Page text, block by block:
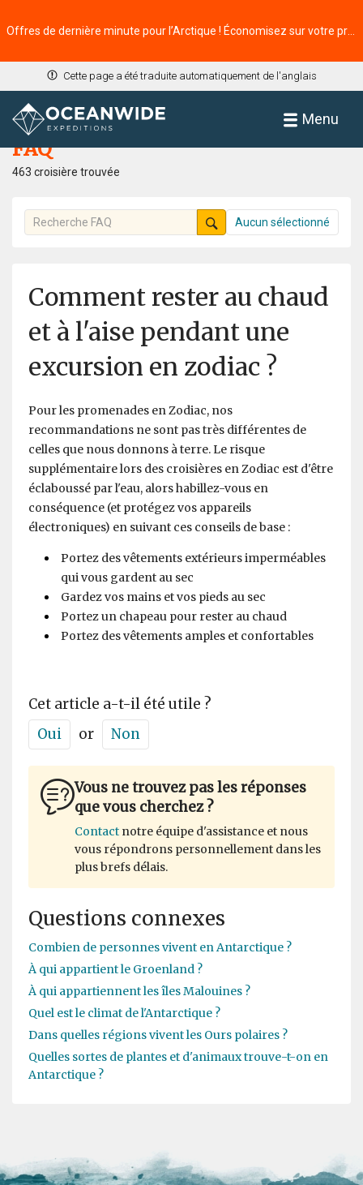
Cette page a été traduite automatiquement de l'anglais
Menu
Accueil
FAQ
463 croisière trouvée
Aucun sélectionné
Comment rester au chaud
et à l'aise pendant une
excursion en zodiac ?
Pour les promenades en Zodiac, nos
recommandations ne sont pas très différentes de
celles que nous donnons à terre. Le risque
supplémentaire lors des croisières en Zodiac est d'être
éclaboussé par l'eau, alors habillez-vous en
conséquence (et protégez vos appareils
électroniques) en suivant ces conseils de base :
Portez des vêtements extérieurs imperméables
qui vous gardent au sec
Gardez vos mains et vos pieds au sec
Portez un chapeau pour rester au chaud
Portez des vêtements amples et confortables
Cet article a-t-il été utile ?
Oui
or Non
Vous ne trouvez pas les réponses
que vous cherchez ?
Contact notre équipe d'assistance et nous
vous répondrons personnellement dans les
plus brefs délais.
Questions connexes
Combien de personnes vivent en Antarctique ?
À qui appartient le Groenland ?
À qui appartiennent les îles Malouines ?
Quel est le climat de l'Antarctique ?
Dans quelles régions vivent les Ours polaires ?
Quelles sortes de plantes et d'animaux trouve-t-on en
Antarctique ?